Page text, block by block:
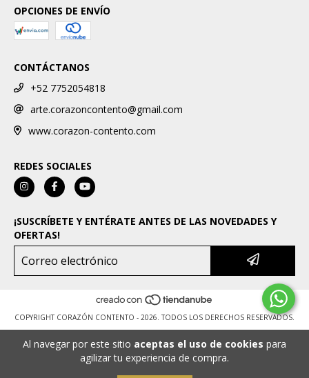
Al navegar por este sitio aceptas el uso de cookies para
agilizar tu experiencia de compra.
OPCIONES DE ENVÍO
CONTÁCTANOS
+52 7752054818
arte.corazoncontento@gmail.com
www.corazon-contento.com
REDES SOCIALES
¡SUSCRÍBETE Y ENTÉRATE ANTES DE LAS NOVEDADES Y
OFERTAS!
COPYRIGHT CORAZÓN CONTENTO - 2026. TODOS LOS DERECHOS RESERVADOS.